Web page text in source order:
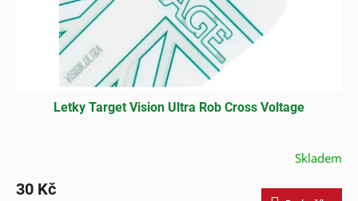
Letky Target Vision Ultra Rob Cross Voltage
Skladem
30 Kč